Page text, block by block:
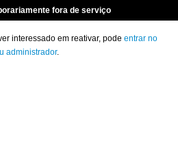
fora de serviço
interessado em reativar, pode entrar no
administrador.